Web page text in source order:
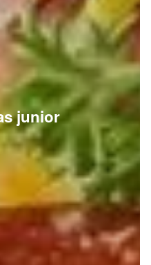
junior